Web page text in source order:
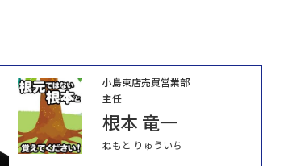
小島東店売買営業部
主任
根本 竜一
ねもと りゅういち